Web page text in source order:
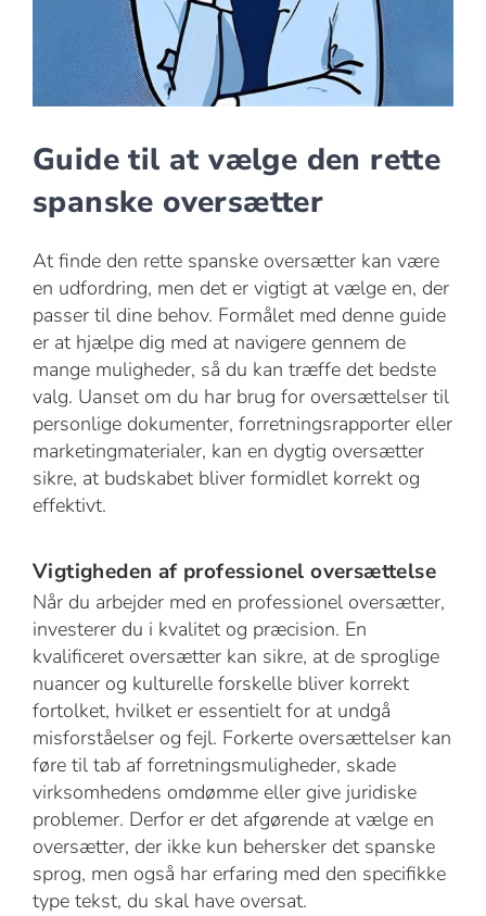
Guide til at vælge den rette
spanske oversætter
At finde den rette spanske oversætter kan være
en udfordring, men det er vigtigt at vælge en, der
passer til dine behov. Formålet med denne guide
er at hjælpe dig med at navigere gennem de
mange muligheder, så du kan træffe det bedste
valg. Uanset om du har brug for oversættelser til
personlige dokumenter, forretningsrapporter eller
marketingmaterialer, kan en dygtig oversætter
sikre, at budskabet bliver formidlet korrekt og
effektivt.
Vigtigheden af professionel oversættelse
Når du arbejder med en professionel oversætter,
investerer du i kvalitet og præcision. En
kvalificeret oversætter kan sikre, at de sproglige
nuancer og kulturelle forskelle bliver korrekt
fortolket, hvilket er essentielt for at undgå
misforståelser og fejl. Forkerte oversættelser kan
føre til tab af forretningsmuligheder, skade
virksomhedens omdømme eller give juridiske
problemer. Derfor er det afgørende at vælge en
oversætter, der ikke kun behersker det spanske
sprog, men også har erfaring med den specifikke
type tekst, du skal have oversat.